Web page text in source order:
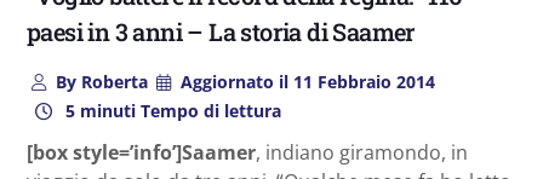
paesi in 3 anni – La storia di Saamer
ByRoberta Aggiornato il 11 Febbraio 2014
5 minuti Tempo di lettura
[box style=’info’]Saamer, indiano giramondo, in